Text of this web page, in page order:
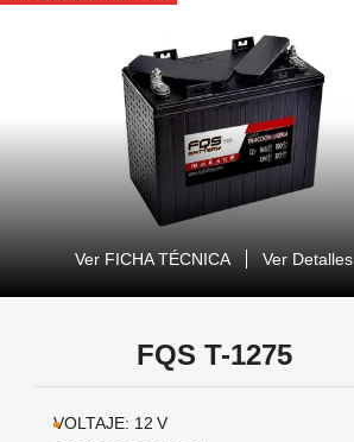
Ver FICHA TÉCNICA Ver Detalles
FQS T-1275
VOLTAJE: 12 V